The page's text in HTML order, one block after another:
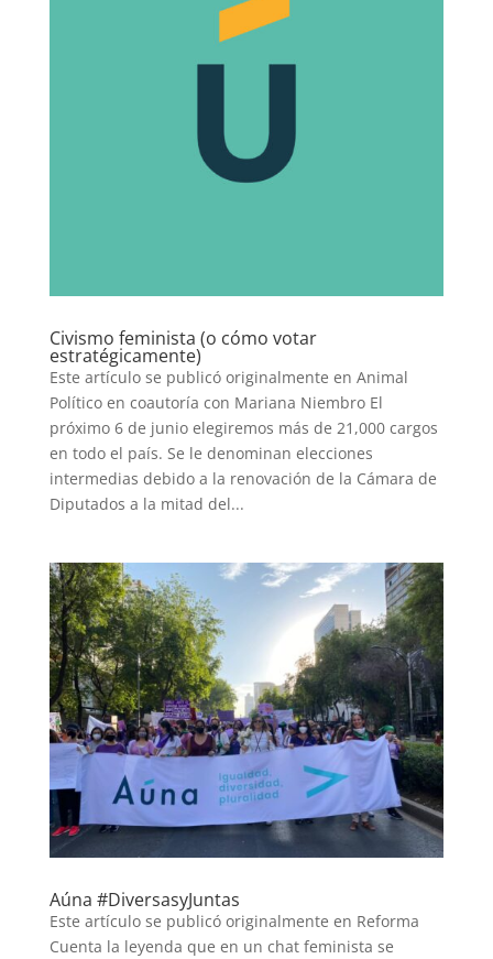
Civismo feminista (o cómo votar
estratégicamente)
Este artículo se publicó originalmente en Animal
Político en coautoría con Mariana Niembro El
próximo 6 de junio elegiremos más de 21,000 cargos
en todo el país. Se le denominan elecciones
intermedias debido a la renovación de la Cámara de
Diputados a la mitad del...
Aúna #DiversasyJuntas
Este artículo se publicó originalmente en Reforma
Cuenta la leyenda que en un chat feminista se